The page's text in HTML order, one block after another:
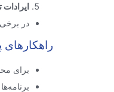
ایرادات
در
برای